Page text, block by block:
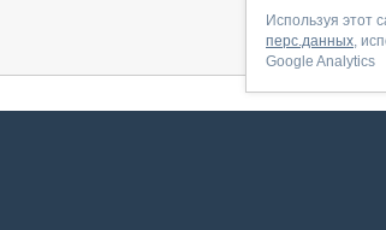
Используя этот
перс.данных,
Google Analytics